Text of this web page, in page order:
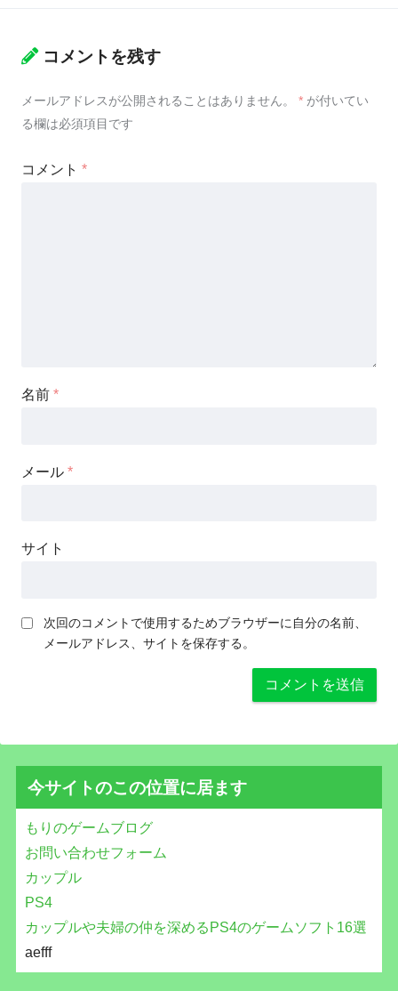
コメントを残す
メールアドレスが公開されることはありません。 * が付いてい
る欄は必須項目です
コメント *
名前 *
メール *
サイト
次回のコメントで使用するためブラウザーに自分の名前、
メールアドレス、サイトを保存する。
今サイトのこの位置に居ます
もりのゲームブログ
お問い合わせフォーム
カップル
PS4
カップルや夫婦の仲を深めるPS4のゲームソフト16選
aefff